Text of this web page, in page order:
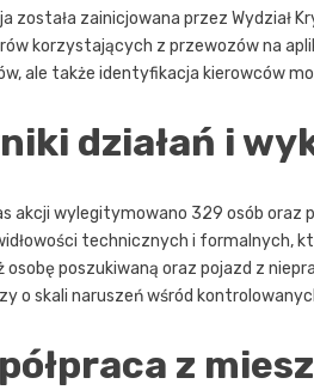
została zainicjowana przez Wydział
korzystających z przewozów na
ale także identyfikacja kierowców
działań i
akcji wylegitymowano 329 osób
technicznych i formalnych,
osobę poszukiwaną oraz pojazd z
o skali naruszeń wśród
z